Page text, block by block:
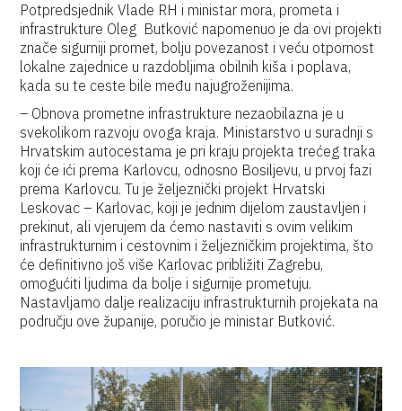
Potpredsjednik Vlade RH i ministar mora, prometa i
infrastrukture Oleg Butković napomenuo je da ovi projekti
znače sigurniji promet, bolju povezanost i veću otpornost
lokalne zajednice u razdobljima obilnih kiša i poplava,
kada su te ceste bile među najugroženijima.
– Obnova prometne infrastrukture nezaobilazna je u
svekolikom razvoju ovoga kraja. Ministarstvo u suradnji s
Hrvatskim autocestama je pri kraju projekta trećeg traka
koji će ići prema Karlovcu, odnosno Bosiljevu, u prvoj fazi
prema Karlovcu. Tu je željeznički projekt Hrvatski
Leskovac – Karlovac, koji je jednim dijelom zaustavljen i
prekinut, ali vjerujem da ćemo nastaviti s ovim velikim
infrastrukturnim i cestovnim i željezničkim projektima, što
će definitivno još više Karlovac približiti Zagrebu,
omogućiti ljudima da bolje i sigurnije prometuju.
Nastavljamo dalje realizaciju infrastrukturnih projekata na
području ove županije, poručio je ministar Butković.